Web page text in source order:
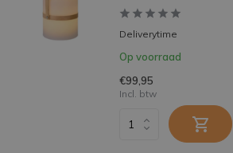
Deliverytime
Op voorraad
€99,95
Incl. btw